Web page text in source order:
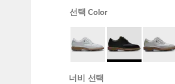
선택 Color
너비 선택